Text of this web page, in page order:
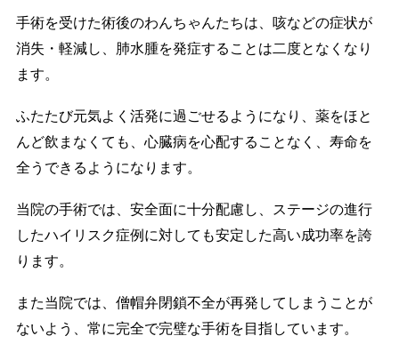
手術を受けた術後のわんちゃんたちは、咳などの症状が
消失・軽減し、肺水腫を発症することは二度となくなり
ます。
ふたたび元気よく活発に過ごせるようになり、薬をほと
んど飲まなくても、心臓病を心配することなく、寿命を
全うできるようになります。
当院の手術では、安全面に十分配慮し、ステージの進行
したハイリスク症例に対しても安定した高い成功率を誇
ります。
また当院では、僧帽弁閉鎖不全が再発してしまうことが
ないよう、常に完全で完璧な手術を目指しています。